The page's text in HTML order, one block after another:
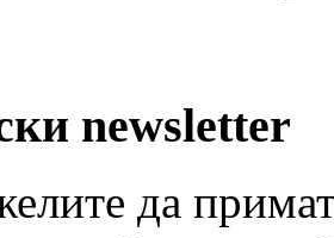
newsletter
да